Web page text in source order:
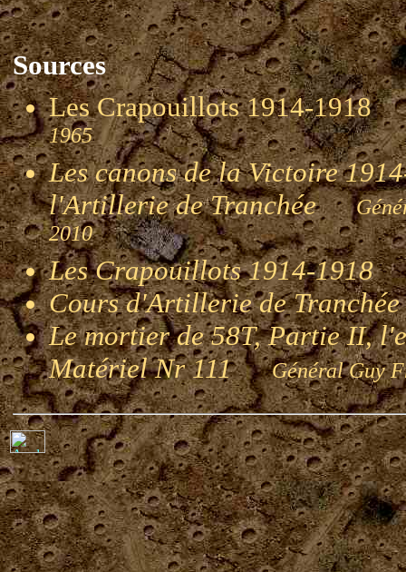
Sources
Les Crapouillots 1914-
1965
Les canons de la Victoire
l'Artillerie de Tranchée
2010
Les Crapouillots 1914-1918
Cours d'Artillerie de Tranchée
Le mortier de 58T, Partie II,
Matériel Nr 111Général